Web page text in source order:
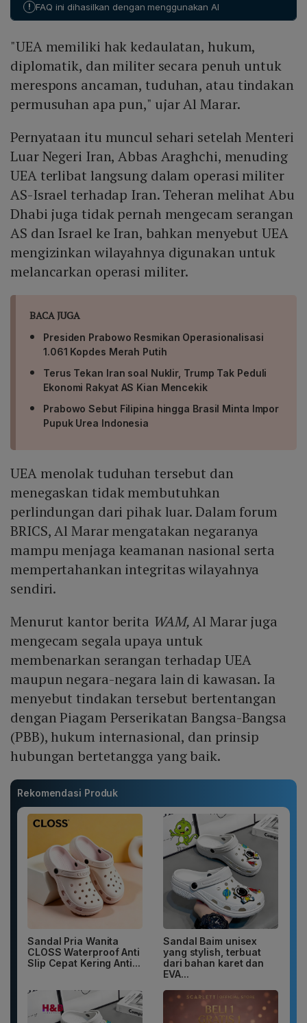
"tindakan pembajakan" yang melanggar Piagam PBB
! FAQ ini dihasilkan dengan menggunakan AI
"UEA memiliki hak kedaulatan, hukum,
diplomatik, dan militer secara penuh untuk
merespons ancaman, tuduhan, atau tindakan
permusuhan apa pun," ujar Al Marar.
Pernyataan itu muncul sehari setelah Menteri
Luar Negeri Iran, Abbas Araghchi, menuding
UEA terlibat langsung dalam operasi militer
AS-Israel terhadap Iran. Teheran melihat Abu
Dhabi juga tidak pernah mengecam serangan
AS dan Israel ke Iran, bahkan menyebut UEA
mengizinkan wilayahnya digunakan untuk
melancarkan operasi militer.
BACA JUGA
Presiden Prabowo Resmikan Operasionalisasi
1.061 Kopdes Merah Putih
Terus Tekan Iran soal Nuklir, Trump Tak Peduli
Ekonomi Rakyat AS Kian Mencekik
Prabowo Sebut Filipina hingga Brasil Minta Impor
Pupuk Urea Indonesia
UEA menolak tuduhan tersebut dan
menegaskan tidak membutuhkan
perlindungan dari pihak luar. Dalam forum
BRICS, Al Marar mengatakan negaranya
mampu menjaga keamanan nasional serta
mempertahankan integritas wilayahnya
sendiri.
Menurut kantor berita WAM,Al Marar juga
mengecam segala upaya untuk
membenarkan serangan terhadap UEA
maupun negara-negara lain di kawasan. Ia
menyebut tindakan tersebut bertentangan
dengan Piagam Perserikatan Bangsa-Bangsa
(PBB), hukum internasional, dan prinsip
hubungan bertetangga yang baik.
Rekomendasi Produk
Sandal Pria Wanita
CLOSS Waterproof Anti
Slip Cepat Kering Anti...
Sandal Baim unisex
yang stylish, terbuat
dari bahan karet dan
EVA...